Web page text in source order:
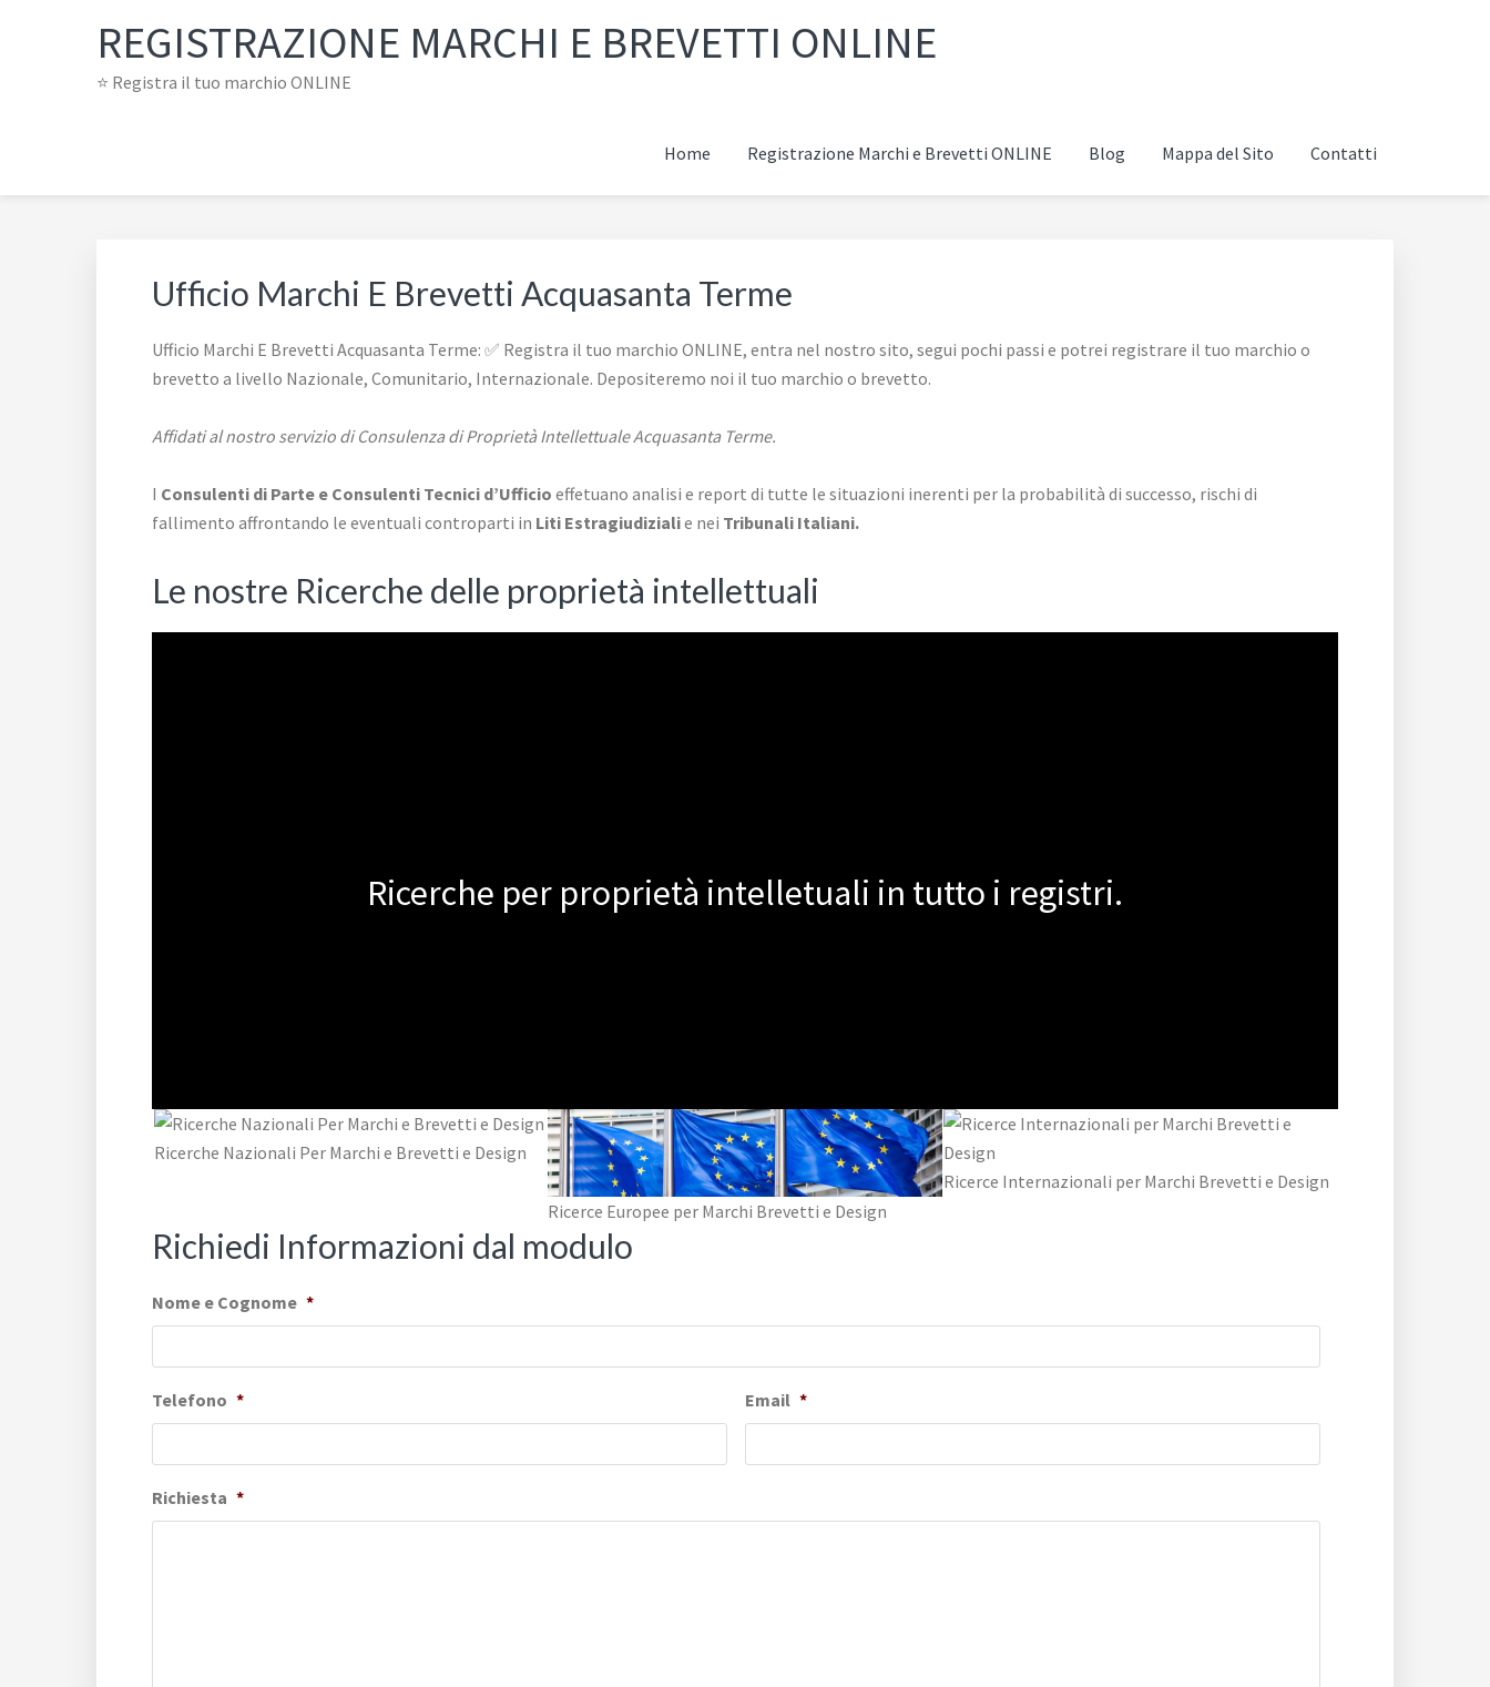
REGISTRAZIONE MARCHI E BREVETTI ONLINE
⭐ Registra il tuo marchio ONLINE
Home Registrazione Marchi e Brevetti ONLINE Blog Mappa del Sito Contatti
Ufficio Marchi E Brevetti Acquasanta Terme
Ufficio Marchi E Brevetti Acquasanta Terme: ✅ Registra il tuo marchio ONLINE, entra nel nostro sito, segui pochi passi e potrei registrare il tuo marchio o
brevetto a livello Nazionale, Comunitario, Internazionale. Depositeremo noi il tuo marchio o brevetto.
Affidati al nostro servizio di Consulenza di Proprietà Intellettuale Acquasanta Terme.
I Consulenti di Parte e Consulenti Tecnici d’Ufficio effetuano analisi e report di tutte le situazioni inerenti per la probabilità di successo, rischi di
fallimento affrontando le eventuali controparti in Liti Estragiudizialie nei Tribunali Italiani.
Le nostre Ricerche delle proprietà intellettuali
Ricerche per proprietà intelletuali in tutto i registri.
Ricerche Nazionali Per Marchi e Brevetti e Design
Ricerce Europee per Marchi Brevetti e Design
Ricerce Internazionali per Marchi Brevetti e Design
Richiedi Informazioni dal modulo
Nome e Cognome *
Telefono * Email *
Richiesta *